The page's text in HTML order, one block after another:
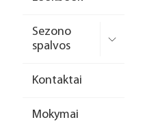
Sezono
spalvos
Kontaktai
Mokymai